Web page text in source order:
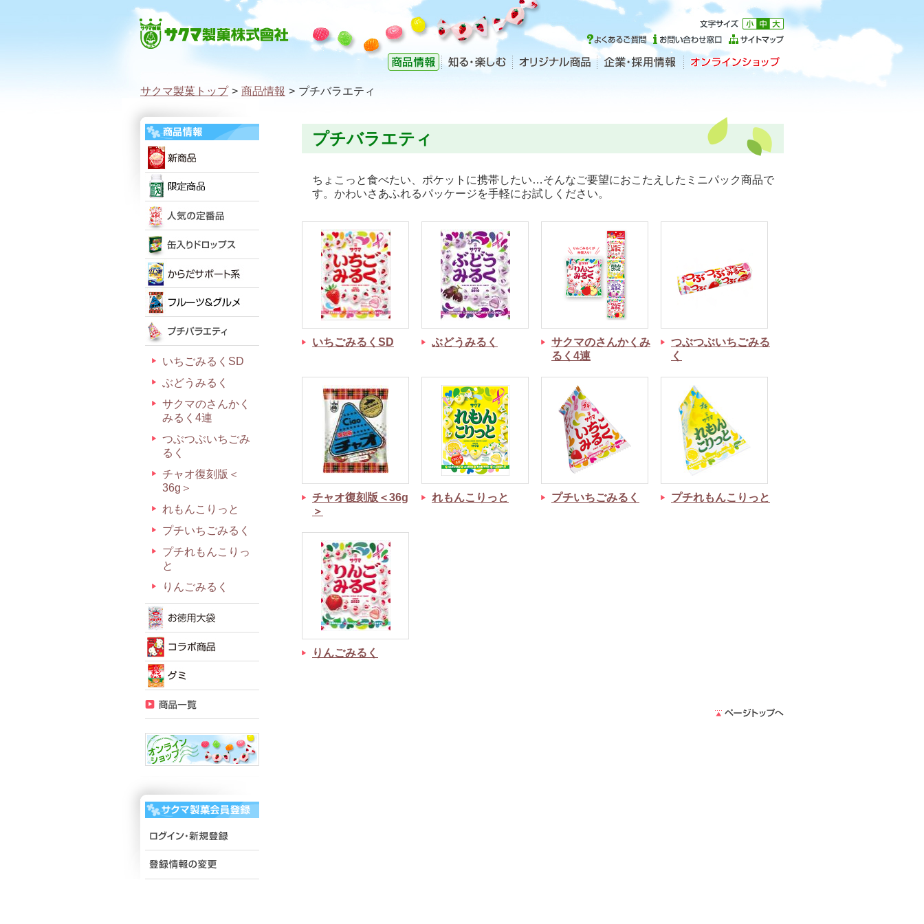
サクマ製菓トップ > 商品情報 > プチバラエティ
いちごみるくSD
ぶどうみるく
サクマのさんかく
みるく4連
つぶつぶいちごみ
るく
チャオ復刻版＜
36g＞
れもんこりっと
プチいちごみるく
プチれもんこりっ
と
りんごみるく
プチバラエティ
ちょこっと食べたい、ポケットに携帯したい…そんなご要望におこたえしたミニパック商品で
す。かわいさあふれるパッケージを手軽にお試しください。
いちごみるくSD ぶどうみるく
サクマのさんかくみ
るく4連
つぶつぶいちごみる
く
チャオ復刻版＜36g
＞
れもんこりっと プチいちごみるく プチれもんこりっと
りんごみるく